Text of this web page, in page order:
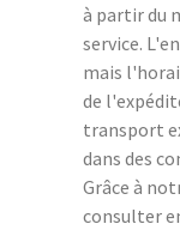
à partir du
service.
mais
de
transport
dans des
Grâce à
consulter